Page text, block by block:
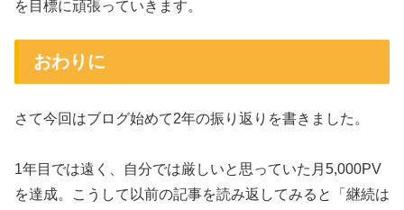
を目標に頑張っていきます。
おわりに
さて今回はブログ始めて2年の振り返りを書きました。
1年目では遠く、自分では厳しいと思っていた月5,000PV
を達成。こうして以前の記事を読み返してみると「継続は